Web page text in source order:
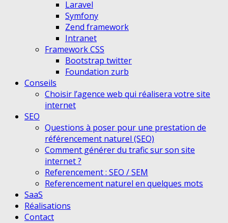
Laravel
Symfony
Zend framework
Intranet
Framework CSS
Bootstrap twitter
Foundation zurb
Conseils
Choisir l’agence web qui réalisera votre site
internet
SEO
Questions à poser pour une prestation de
référencement naturel (SEO)
Comment générer du trafic sur son site
internet ?
Referencement : SEO / SEM
Referencement naturel en quelques mots
SaaS
Réalisations
Contact